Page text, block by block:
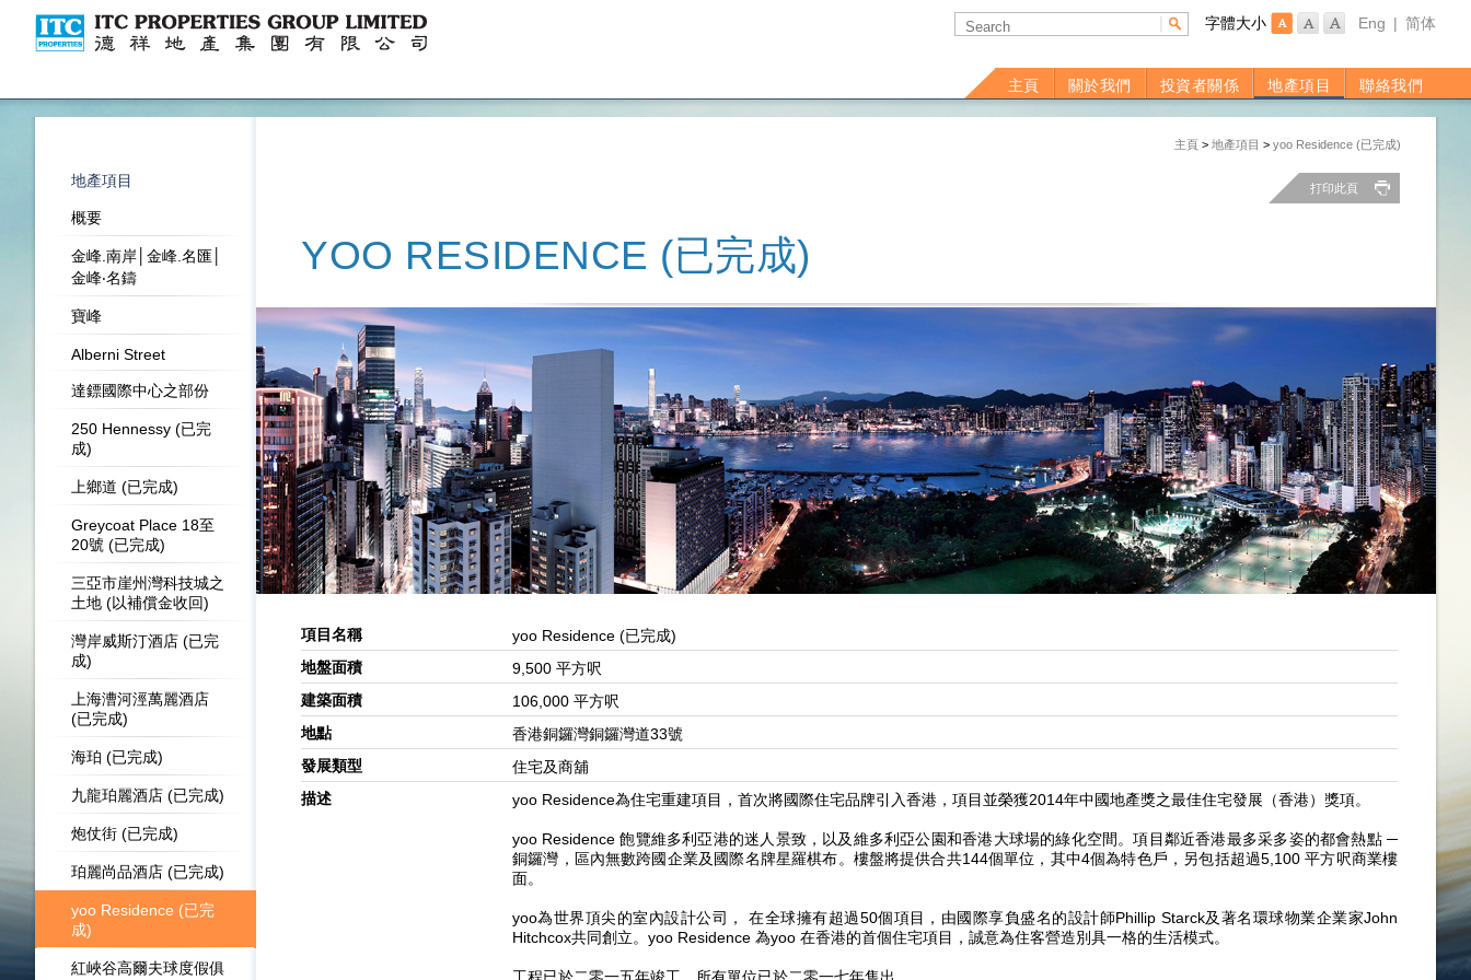
字體大小 Eng | 简体
主頁 關於我們 投資者關係 地產項目 聯絡我們
主頁 > 地產項目 > yoo Residence (已完成)
打印此頁
地產項目
概要
金峰.南岸│金峰.名匯│
金峰‧名鑄
寶峰
Alberni Street
達鏢國際中心之部份
250 Hennessy (已完
成)
上鄉道 (已完成)
Greycoat Place 18至
20號 (已完成)
三亞市崖州灣科技城之
土地 (以補償金收回)
灣岸威斯汀酒店 (已完
成)
上海漕河涇萬麗酒店
(已完成)
海珀 (已完成)
九龍珀麗酒店 (已完成)
炮仗街 (已完成)
珀麗尚品酒店 (已完成)
yoo Residence (已完
成)
紅峽谷高爾夫球度假俱
YOO RESIDENCE (已完成)
項目名稱
yoo Residence (已完成)
地盤面積
9,500 平方呎
建築面積
106,000 平方呎
地點
香港銅鑼灣銅鑼灣道33號
發展類型
住宅及商舖
描述
yoo Residence為住宅重建項目，首次將國際住宅品牌引入香港，項目並榮獲2014年中國地產獎之最佳住宅發展（香港）獎項。
yoo Residence 飽覽維多利亞港的迷人景致，以及維多利亞公園和香港大球場的綠化空間。項目鄰近香港最多采多姿的都會熱點 ─
銅鑼灣，區內無數跨國企業及國際名牌星羅棋布。樓盤將提供合共144個單位，其中4個為特色戶，另包括超過5,100 平方呎商業樓
面。
yoo為世界頂尖的室內設計公司， 在全球擁有超過50個項目，由國際享負盛名的設計師Phillip Starck及著名環球物業企業家John
Hitchcox共同創立。yoo Residence 為yoo 在香港的首個住宅項目，誠意為住客營造別具一格的生活模式。